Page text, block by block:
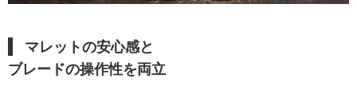
マレットの安心感と
ブレードの操作性を両立